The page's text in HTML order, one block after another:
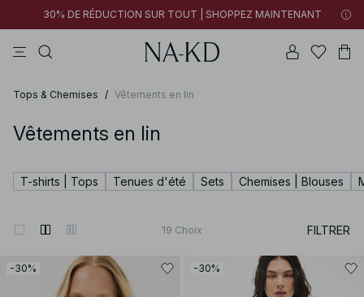
30% DE RÉDUCTION SUR TOUT | SHOPPEZ MAINTENANT
Tops & Chemises / Vêtements en lin
Vêtements en lin
T-shirts | Tops Tenues d'été Sets Chemises | Blouses
19 Choix FILTRER
-30% -30%